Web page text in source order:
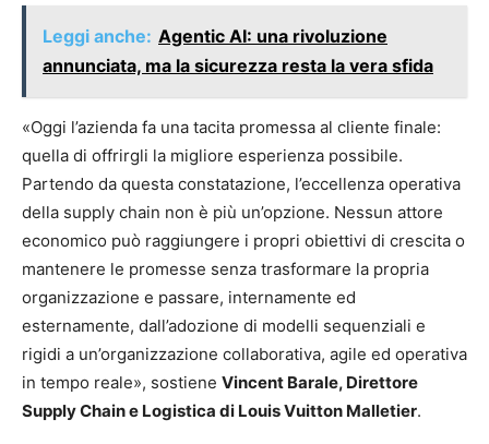
Leggi anche: Agentic AI: una rivoluzione
annunciata, ma la sicurezza resta la vera sfida
«Oggi l’azienda fa una tacita promessa al cliente finale:
quella di offrirgli la migliore esperienza possibile.
Partendo da questa constatazione, l’eccellenza operativa
della supply chain non è più un’opzione. Nessun attore
economico può raggiungere i propri obiettivi di crescita o
mantenere le promesse senza trasformare la propria
organizzazione e passare, internamente ed
esternamente, dall’adozione di modelli sequenziali e
rigidi a un’organizzazione collaborativa, agile ed operativa
in tempo reale», sostiene Vincent Barale, Direttore
Supply Chain e Logistica di Louis Vuitton Malletier.